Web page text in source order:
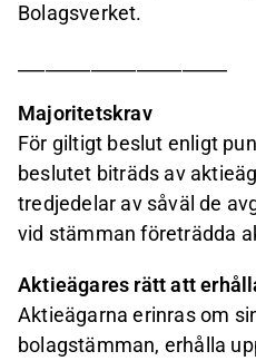
Bolagsverket.
Majoritetskrav
För giltigt beslut enligt
beslutet biträds av
tredjedelar av såväl de
vid stämman företrädda
Aktieägares rätt att
Aktieägarna erinras om
bolagstämman, erhålla